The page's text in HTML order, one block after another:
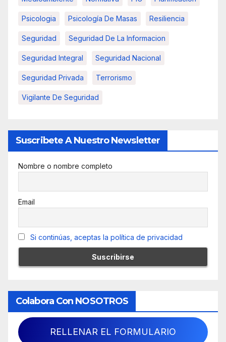
Psicologia Psicología De Masas Resiliencia
Seguridad Seguridad De La Informacion
Seguridad Integral Seguridad Nacional
Seguridad Privada Terrorismo
Vigilante De Seguridad
Suscribete A Nuestro Newsletter
Nombre o nombre completo
Email
Si continúas, aceptas la política de privacidad
Colabora Con NOSOTROS
RELLENAR EL FORMULARIO